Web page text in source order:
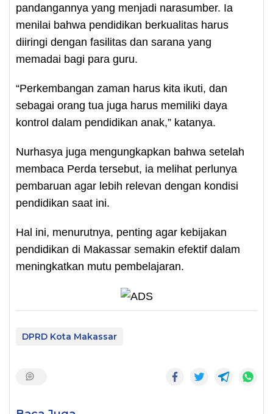
pandangannya yang menjadi narasumber. Ia
menilai bahwa pendidikan berkualitas harus
diiringi dengan fasilitas dan sarana yang
memadai bagi para guru.
“Perkembangan zaman harus kita ikuti, dan
sebagai orang tua juga harus memiliki daya
kontrol dalam pendidikan anak,” katanya.
Nurhasya juga mengungkapkan bahwa setelah
membaca Perda tersebut, ia melihat perlunya
pembaruan agar lebih relevan dengan kondisi
pendidikan saat ini.
Hal ini, menurutnya, penting agar kebijakan
pendidikan di Makassar semakin efektif dalam
meningkatkan mutu pembelajaran.
DPRD Kota Makassar